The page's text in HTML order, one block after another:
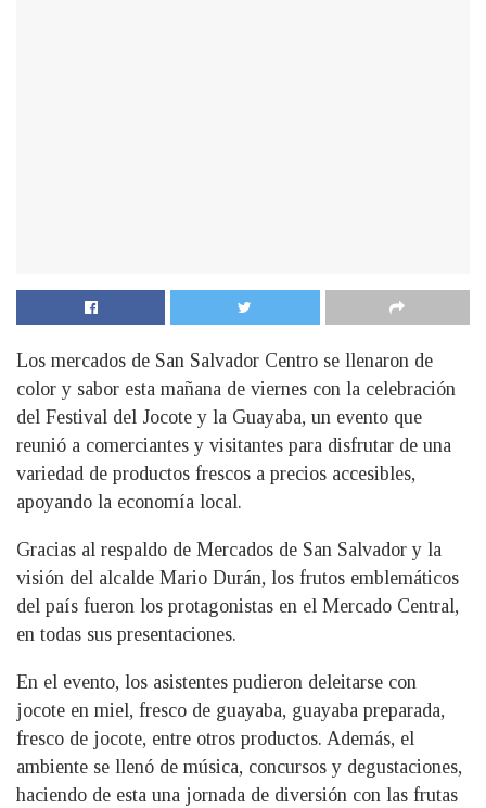
Los mercados de San Salvador Centro se llenaron de
color y sabor esta mañana de viernes con la celebración
del Festival del Jocote y la Guayaba, un evento que
reunió a comerciantes y visitantes para disfrutar de una
variedad de productos frescos a precios accesibles,
apoyando la economía local.
Gracias al respaldo de Mercados de San Salvador y la
visión del alcalde Mario Durán, los frutos emblemáticos
del país fueron los protagonistas en el Mercado Central,
en todas sus presentaciones.
En el evento, los asistentes pudieron deleitarse con
jocote en miel, fresco de guayaba, guayaba preparada,
fresco de jocote, entre otros productos. Además, el
ambiente se llenó de música, concursos y degustaciones,
haciendo de esta una jornada de diversión con las frutas